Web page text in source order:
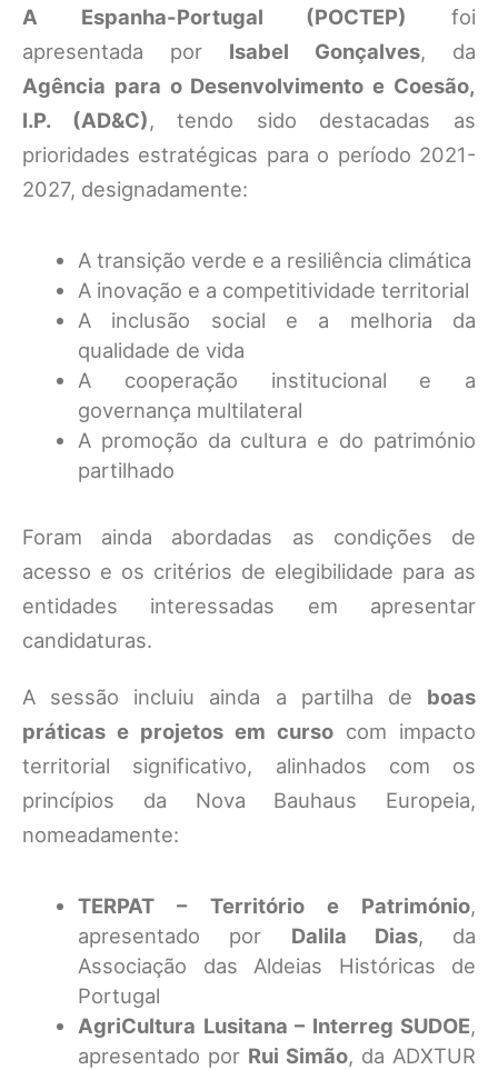
A Espanha-Portugal (POCTEP)
foi
apresentada por Isabel Gonçalves, da
Agência para o Desenvolvimento e Coesão,
I.P. (AD&C), tendo sido destacadas as
prioridades estratégicas para o período 2021-
2027, designadamente:
A transição verde e a resiliência climática
A inovação e a competitividade territorial
A inclusão social e a melhoria da
qualidade de vida
A cooperação institucional e a
governança multilateral
A promoção da cultura e do património
partilhado
Foram ainda abordadas as condições de
acesso e os critérios de elegibilidade para as
entidades interessadas em apresentar
candidaturas.
A sessão incluiu ainda a partilha de boas
práticas e projetos em curso com impacto
territorial significativo, alinhados com os
princípios da Nova Bauhaus Europeia,
nomeadamente:
TERPAT – Território e Património,
apresentado por Dalila Dias, da
Associação das Aldeias Históricas de
Portugal
AgriCultura Lusitana – Interreg SUDOE,
apresentado por Rui Simão, da ADXTUR